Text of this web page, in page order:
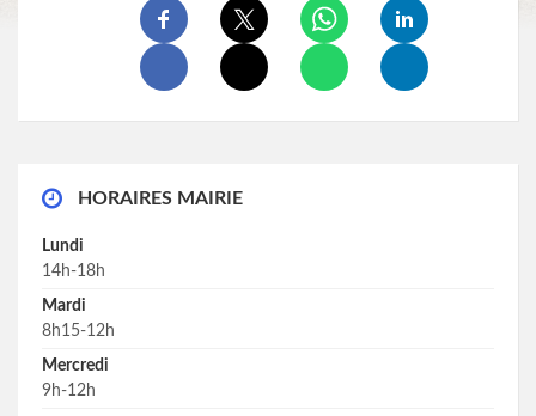
HORAIRES MAIRIE
Lundi
14h-18h
Mardi
8h15-12h
Mercredi
9h-12h